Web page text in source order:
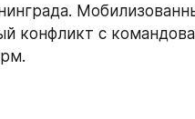
конфликт с